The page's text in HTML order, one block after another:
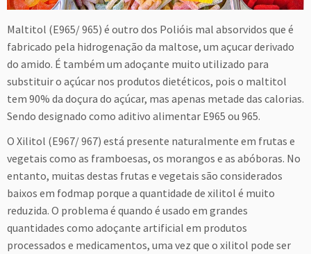
Maltitol (E965/ 965) é outro dos Polióis mal absorvidos que é
fabricado pela hidrogenação da maltose, um açucar derivado
do amido. É também um adoçante muito utilizado para
substituir o açúcar nos produtos dietéticos, pois o maltitol
tem 90% da doçura do açúcar, mas apenas metade das calorias.
Sendo designado como aditivo alimentar E965 ou 965.
O Xilitol (E967/ 967) está presente naturalmente em frutas e
vegetais como as framboesas, os morangos e as abóboras. No
entanto, muitas destas frutas e vegetais são considerados
baixos em fodmap porque a quantidade de xilitol é muito
reduzida. O problema é quando é usado em grandes
quantidades como adoçante artificial em produtos
processados e medicamentos, uma vez que o xilitol pode ser